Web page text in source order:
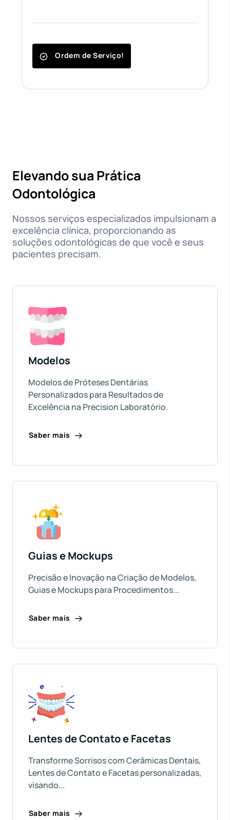
Ordem de Serviço!
Elevando sua Prática
Odontológica
Nossos serviços especializados impulsionam a
excelência clínica, proporcionando as
soluções odontológicas de que você e seus
pacientes precisam.
Modelos
Modelos de Próteses Dentárias
Personalizados para Resultados de
Excelência na Precision Laboratório.
Saber mais
Guias e Mockups
Precisão e Inovação na Criação de Modelos,
Guias e Mockups para Procedimentos...
Saber mais
Lentes de Contato e Facetas
Transforme Sorrisos com Cerâmicas Dentais,
Lentes de Contato e Facetas personalizadas,
visando...
Saber mais